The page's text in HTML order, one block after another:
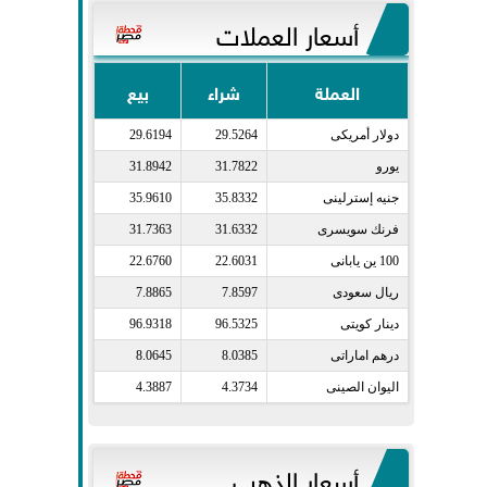
أسعار العملات
العملة شراء بيع
دولار أمريكى​ 29.5264
29.6194
يورو​ 31.7822
31.8942
جنيه إسترلينى​ 35.8332
35.9610
فرنك سويسرى​ 31.6332
31.7363
100 ين يابانى​ 22.6031
22.6760
ريال سعودى​ 7.8597
7.8865
دينار كويتى​ 96.5325
96.9318
درهم اماراتى​ 8.0385
8.0645
اليوان الصينى​ 4.3734
4.3887
أسعار الذهب